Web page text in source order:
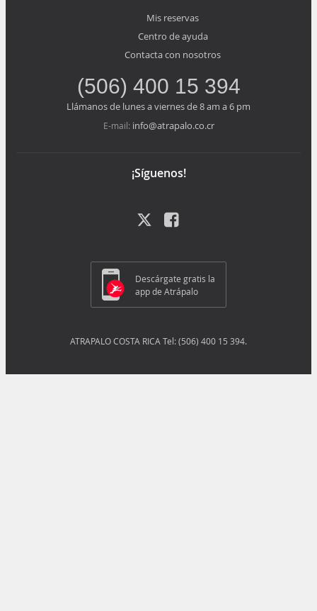
Mis reservas
Centro de ayuda
Contacta con nosotros
(506) 400 15 394
Llámanos de lunes a viernes de 8 am a 6 pm
E-mail: info@atrapalo.co.cr
¡Síguenos!
Descárgate gratis la
app de Atrápalo
ATRAPALO COSTA RICA Tel: (506) 400 15 394.